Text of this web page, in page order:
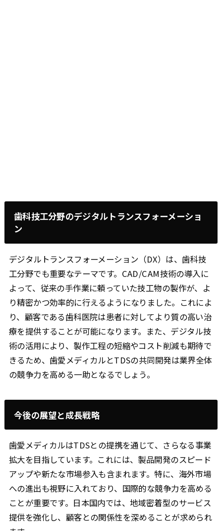
歯科技工分野のデジタルトランスフォーメーショ
ン
デジタルトランスフォーメーション（DX）は、歯科技
工分野でも重要なテーマです。CAD/CAM技術の導入に
よって、従来の手作業に頼っていた技工物の製作が、よ
り精密かつ効率的に行えるようになりました。これによ
り、顧客である歯科医院は患者に対してより質の高い治
療を提供することが可能になります。また、デジタル技
術の活用により、製作工程の短縮やコスト削減も期待で
きるため、歯愛メディカルとTDSの共同開発は業界全体
の競争力を高める一助となるでしょう。
今後の展望と成長戦略
歯愛メディカルはTDSとの提携を通じて、さらなる事業
拡大を目指しています。これには、製品開発のスピード
アップや新たな市場参入も含まれます。特に、海外市場
への進出も視野に入れており、国際的な競争力を高める
ことが重要です。日本国内では、地域密着型のサービス
提供を強化し、顧客との関係性を深めることが求められ